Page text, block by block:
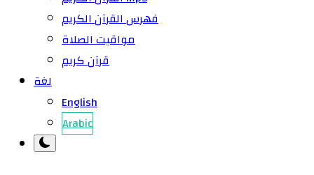
فهرس القرآن الكريم
مواقيت الصلاة
قرآن كريم
لغة
English
Arabic